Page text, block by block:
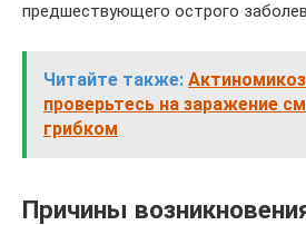
предшествующего острого
Читайте также:
проверьтесь на заражение
грибком
Причины